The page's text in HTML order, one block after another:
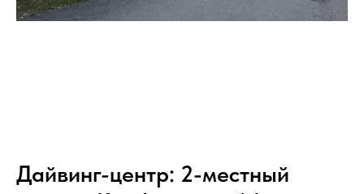
Дайвинг-центр: 2-местный